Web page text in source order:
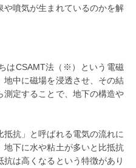
噴気が生まれているのかを解
はCSAMT法（※）という電磁
中に磁場を浸透させ、その結
定することで、地下の構造や
抗」と呼ばれる電気の流れに
地下に水や粘土が多いと比抵抗
は高くなるという特徴があり